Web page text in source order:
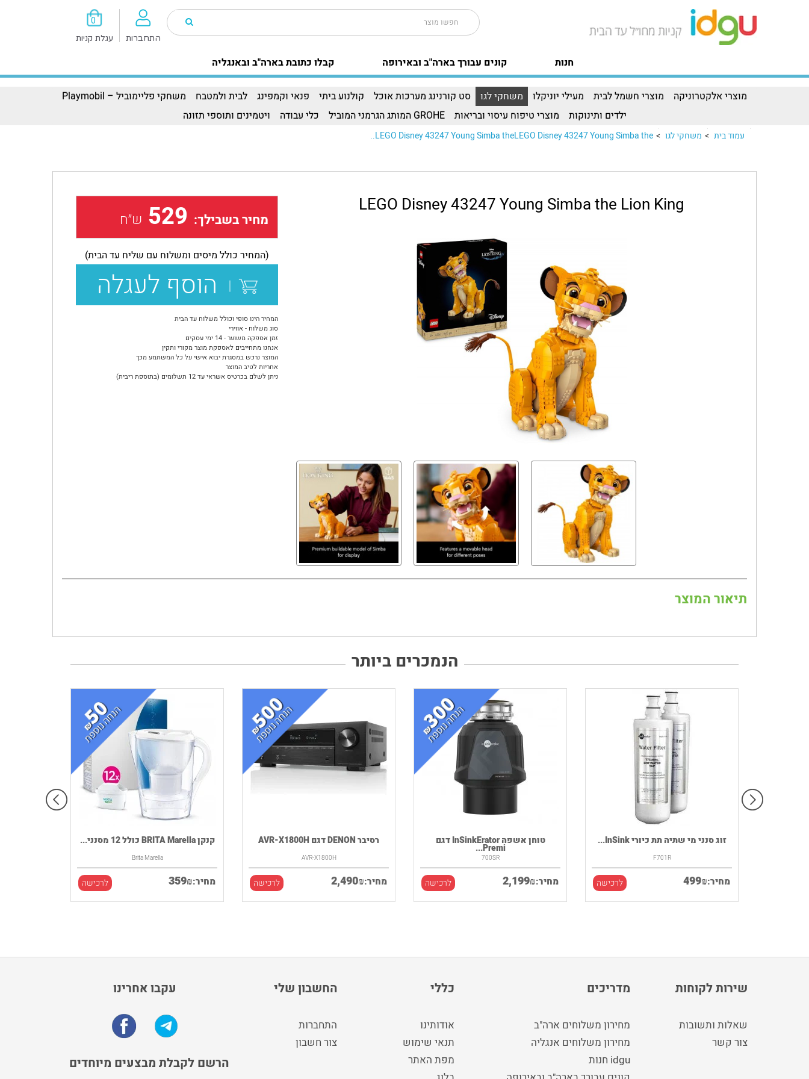
0
עגלת קניות התחברות
קבלו כתובת בארה"ב ובאנגליה קונים עבורך בארה"ב ובאירופה חנות
מוצרי אלקטרוניקה מוצרי חשמל לבית מעילי יוניקלו משחקי לגו סט קורנינג מערכות אוכל קולנוע ביתי פנאי וקמפינג לבית ולמטבח
משחקי פליימוביל – Playmobil
ילדים ותינוקות
מוצרי טיפוח עיסוי ובריאות GROHE המותג הגרמני המוביל כלי עבודה ויטמינים ותוספי תזונה
עמוד בית > משחקי לגו >
LEGO Disney 43247 Young Simba theLEGO Disney 43247 Young Simba the..
LEGO Disney 43247 Young Simba the Lion King
מחיר בשבילך: 529 ש״ח
(המחיר כולל מיסים ומשלוח עם שליח עד הבית)
הוסף לעגלה
המחיר הינו סופי וכולל משלוח עד הבית
סוג משלוח - אווירי
זמן אספקה משוער - 14 ימי עסקים
אנחנו מתחייבים לאספקת מוצר מקורי ותקין
המוצר נרכש במסגרת יבוא אישי על כל המשתמע מכך
אחריות לטיב המוצר
ניתן לשלם בכרטיס אשראי עד 12 תשלומים (בתוספת ריבית)
תיאור המוצר
הנמכרים ביותר
קנקן BRITA Marella כולל 12 מסנני...
Brita Marella
מחיר: 359₪ לרכישה
רסיבר DENON דגם AVR-X1800H
AVR-X1800H
מחיר: 2,490₪ לרכישה
טוחן אשפה InSinkErator דגם
Premi...
700SR
מחיר: 2,199₪ לרכישה
זוג סנני מי שתיה תת כיורי InSink...
F701R
מחיר: 499₪ לרכישה
עקבו אחרינו
הרשם לקבלת מבצעים מיוחדים
החשבון שלי
התחברות
צור חשבון
כללי
אודותינו
תנאי שימוש
מפת האתר
מדריכים
מחירון משלוחים ארה"ב
מחירון משלוחים אנגליה
idgu חנות
שירות לקוחות
שאלות ותשובות
צור קשר